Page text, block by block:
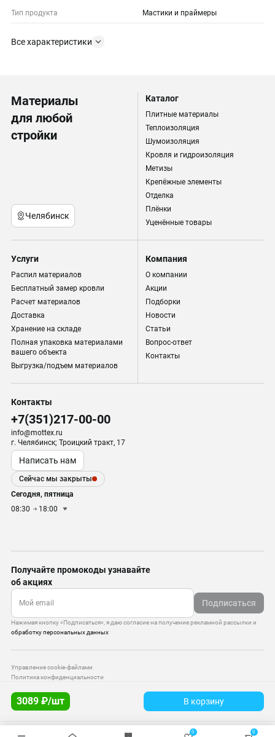
3089 ₽/шт В корзину
Тип продукта Мастики и праймеры
Все характеристики
Материалы
для любой
стройки
Челябинск
Каталог
Плитные материалы
Теплоизоляция
Шумоизоляция
Кровля и гидроизоляция
Метизы
Крепёжные элементы
Отделка
Плёнки
Уценённые товары
Услуги
Распил материалов
Бесплатный замер кровли
Расчет материалов
Доставка
Хранение на складе
Полная упаковка материалами
вашего объекта
Выгрузка/подъем материалов
Компания
О компании
Акции
Подборки
Новости
Статьи
Вопрос-ответ
Контакты
Контакты
+7(351)217-00-00
info@mottex.ru
г. Челябинск; Троицкий тракт, 17
Написать нам
Сейчас мы закрыты
Сегодня, пятница
08:30
18:00
Получайте промокоды узнавайте
об акциях
Подписаться
Нажимая кнопку «Подписаться», я даю согласие на получение рекламной рассылки и
обработку персональных данных
Управление cookie-файлами
Политика конфиденциальности
© 2010–2026 — ООО «Моттекс»
0 0